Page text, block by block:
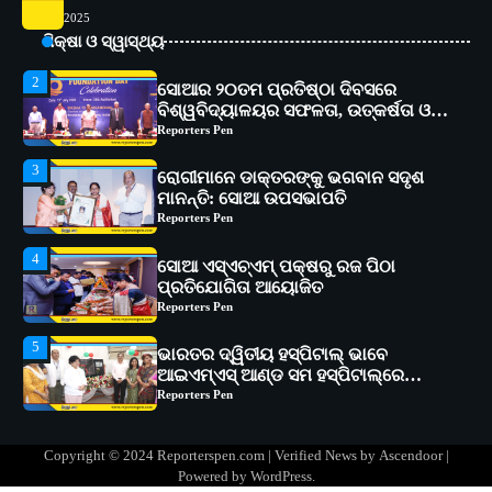
2025
ଶିକ୍ଷା ଓ ସ୍ୱାସ୍ଥ୍ୟଅଗ୍ରଗତିର ସ୍ମୃତିଚାରଣ
Reporters Pen
3
ରୋଗୀମାନେ ଡାକ୍ତରଙ୍କୁ ଭଗବାନ ସଦୃଶ
ମାନନ୍ତି: ସୋଆ ଉପସଭାପତି
Reporters Pen
4
ସୋଆ ଏସ୍‌ଏଚ୍‌ଏମ୍ ପକ୍ଷରୁ ରଜ ପିଠା
ପ୍ରତିଯୋଗିତା ଆୟୋଜିତ
Reporters Pen
5
ଭାରତର ଦ୍ୱିତୀୟ ହସ୍ପିଟାଲ୍ ଭାବେ
ଆଇଏମ୍‌ଏସ୍ ଆଣ୍ଡ ସମ ହସ୍ପିଟାଲ୍‌ରେ
ଅତ୍ୟାଧୁନିକ ଡିଜିସ୍କାନର ସ୍ଥାପନ
Reporters Pen
1
ସୋଆ ପକ୍ଷରୁ ରାୱେ କାର୍ଯ୍ୟକ୍ରମ ଅଧୀନରେ
୧୧ଟି ଗ୍ରାମରେ ୧୬ଟି କୃଷକ ପ୍ରଶିକ୍ଷଣ
କାର୍ଯ୍ୟକ୍ରମ ଆୟୋଜିତ
Reporters Pen
ବିଶ୍ୱବିଦ୍ୟାଳୟର ସଫଳତା, ଉତ୍କର୍ଷତା ଓ
ଅଗ୍ରଗତିର ସ୍ମୃତିଚାରଣ
Reporters Pen
Copyright © 2024 Reporterspen.com | Verified News by Ascendoor|
Powered by WordPress.